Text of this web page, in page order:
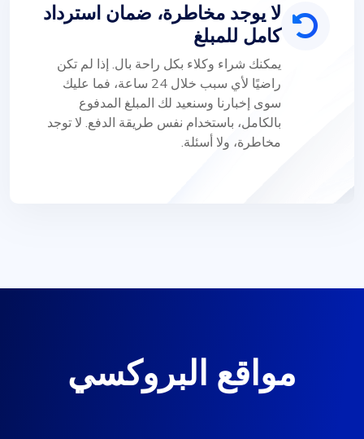
لا يوجد مخاطرة، ضمان استرداد
كامل للمبلغ
يمكنك شراء وكلاء بكل راحة بال. إذا لم تكن
راضيًا لأي سبب خلال 24 ساعة، فما عليك
سوى إخبارنا وسنعيد لك المبلغ المدفوع
بالكامل، باستخدام نفس طريقة الدفع. لا توجد
مخاطرة، ولا أسئلة.
مواقع البروكسي